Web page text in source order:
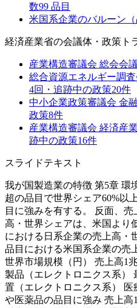
数99 品目
米国系企業のバルーン
経済産業省の会議体・政策ト
産業構造審議会 総会会議
総合資源エネルギー調
4回・追跡中の政策20件
中小企業政策審議会 金
政策8件
産業構造審議会 経済産
跡中の政策16件
スライドテキスト
我が国製造業の特徴 第5章 環
超の品目で世界シェア60%以
目に強みを有する。 反面、
高・世界シェアは、米国より
における日系企業の売上高・
品目における米国系企業の売
世界市場規模（円） 売上高1
製品（エレクトロニクス系）
置（エレクトロニクス系）
や医薬品の品目に強み 売上高